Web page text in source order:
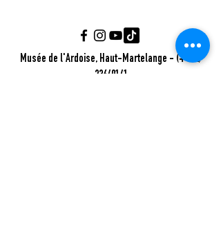
Musée de l'Ardoise, Haut-Martelange - (+352)
23640141